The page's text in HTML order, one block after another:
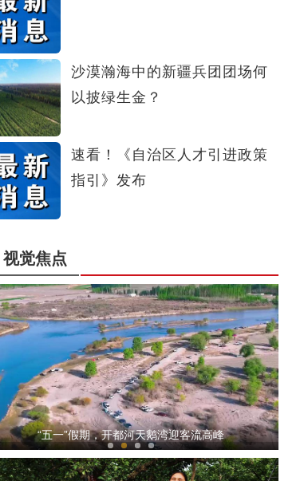
沙漠瀚海中的新疆兵团团场何
以披绿生金？
速看！《自治区人才引进政策
指引》发布
视觉焦点
十年·数说 经济运行篇
标题：新“食”尚！“小份菜”成阿克苏人“
“五一”假期，开都河天鹅湾迎客流高峰